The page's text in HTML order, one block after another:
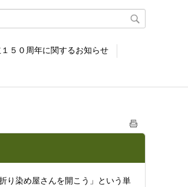
５０周年に関するお知らせ
り染め屋さんを開こう」という単